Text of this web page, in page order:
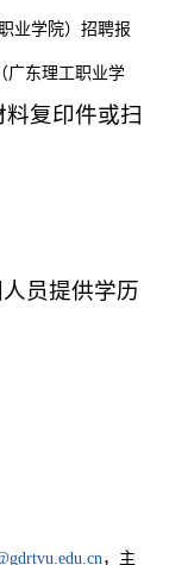
业学院） 招聘报
（广东理工职业学
复印件或扫
员提供学历
，主